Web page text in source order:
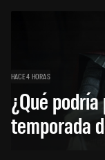
HACE 4 HORAS
¿Qué
temporada